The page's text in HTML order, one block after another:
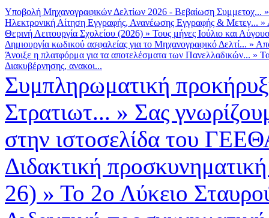
Υποβολή Μηχανογραφικών Δελτίων 2026 - Βεβαίωση Συμμετοχ...
Ηλεκτρονική Αίτηση Εγγραφής, Ανανέωσης Εγγραφής & Μετεγ... »
Θερινή Λειτουργία Σχολείου (2026) » Τους μήνες Ιούλιο και
Δημιουργία κωδικού ασφαλείας για το Μηχανογραφικό Δελτί... »
Άνοιξε η πλατφόρμα για τα αποτελέσματα των Πανελλαδικών... »
Διακυβέρνησης, ανακοι...
Συμπληρωματική
Στρατιωτ... » Σας
στην ιστοσελίδα του
Διδακτική
26) » Το 2ο Λύκειο